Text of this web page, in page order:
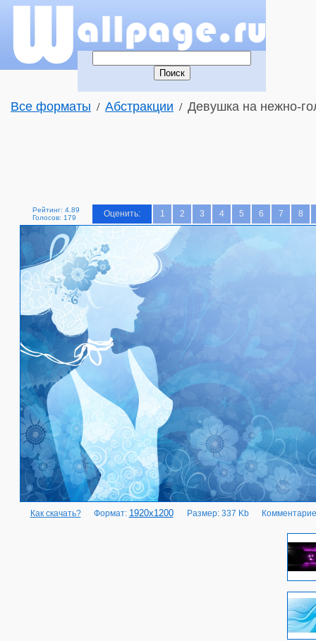
Все форматы / Абстракции / Девушка на нежно-
Рейтинг: 4.89
Голосов: 179
Оценить: 1 2 3 4 5 6 7 8
Как скачать? Формат: 1920x1200 Размер: 337 Kb